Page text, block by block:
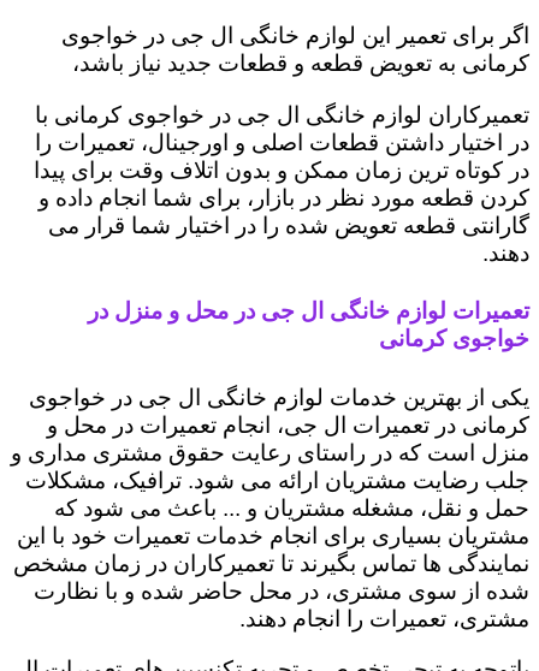
اگر برای تعمیر این لوازم خانگی ال جی در خواجوی
کرمانی به تعویض قطعه و قطعات جدید نیاز باشد،
تعمیرکاران لوازم خانگی ال جی در خواجوی کرمانی با
در اختیار داشتن قطعات اصلی و اورجینال، تعمیرات را
در کوتاه ترین زمان ممکن و بدون اتلاف وقت برای پیدا
کردن قطعه مورد نظر در بازار، برای شما انجام داده و
گارانتی قطعه تعویض شده را در اختیار شما قرار می
دهند.
تعمیرات لوازم خانگی ال جی در محل و منزل در
خواجوی کرمانی
یکی از بهترین خدمات لوازم خانگی ال جی در خواجوی
کرمانی در تعمیرات ال جی، انجام تعمیرات در محل و
منزل است که در راستای رعایت حقوق مشتری مداری و
جلب رضایت مشتریان ارائه می شود. ترافیک، مشکلات
حمل و نقل، مشغله مشتریان و ... باعث می شود که
مشتریان بسیاری برای انجام خدمات تعمیرات خود با این
نمایندگی ها تماس بگیرند تا تعمیرکاران در زمان مشخص
شده از سوی مشتری، در محل حاضر شده و با نظارت
مشتری، تعمیرات را انجام دهند.